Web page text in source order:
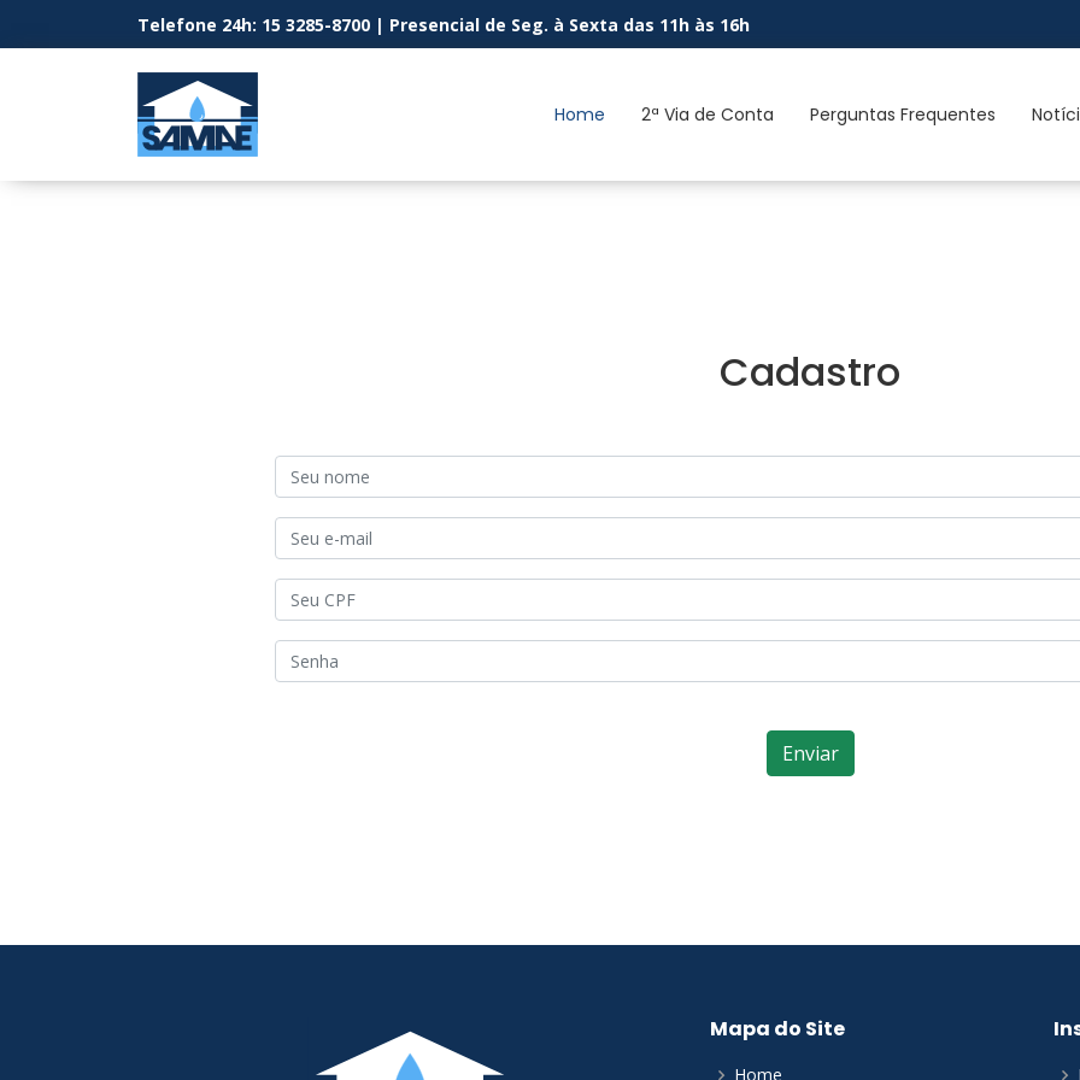
Telefone 24h: 15 3285-8700 | Presencial de Seg. à Sexta das 11h às 16h
Home 2ª Via de Conta Perguntas Frequentes
Cadastro
Enviar
Mapa do Site
Home